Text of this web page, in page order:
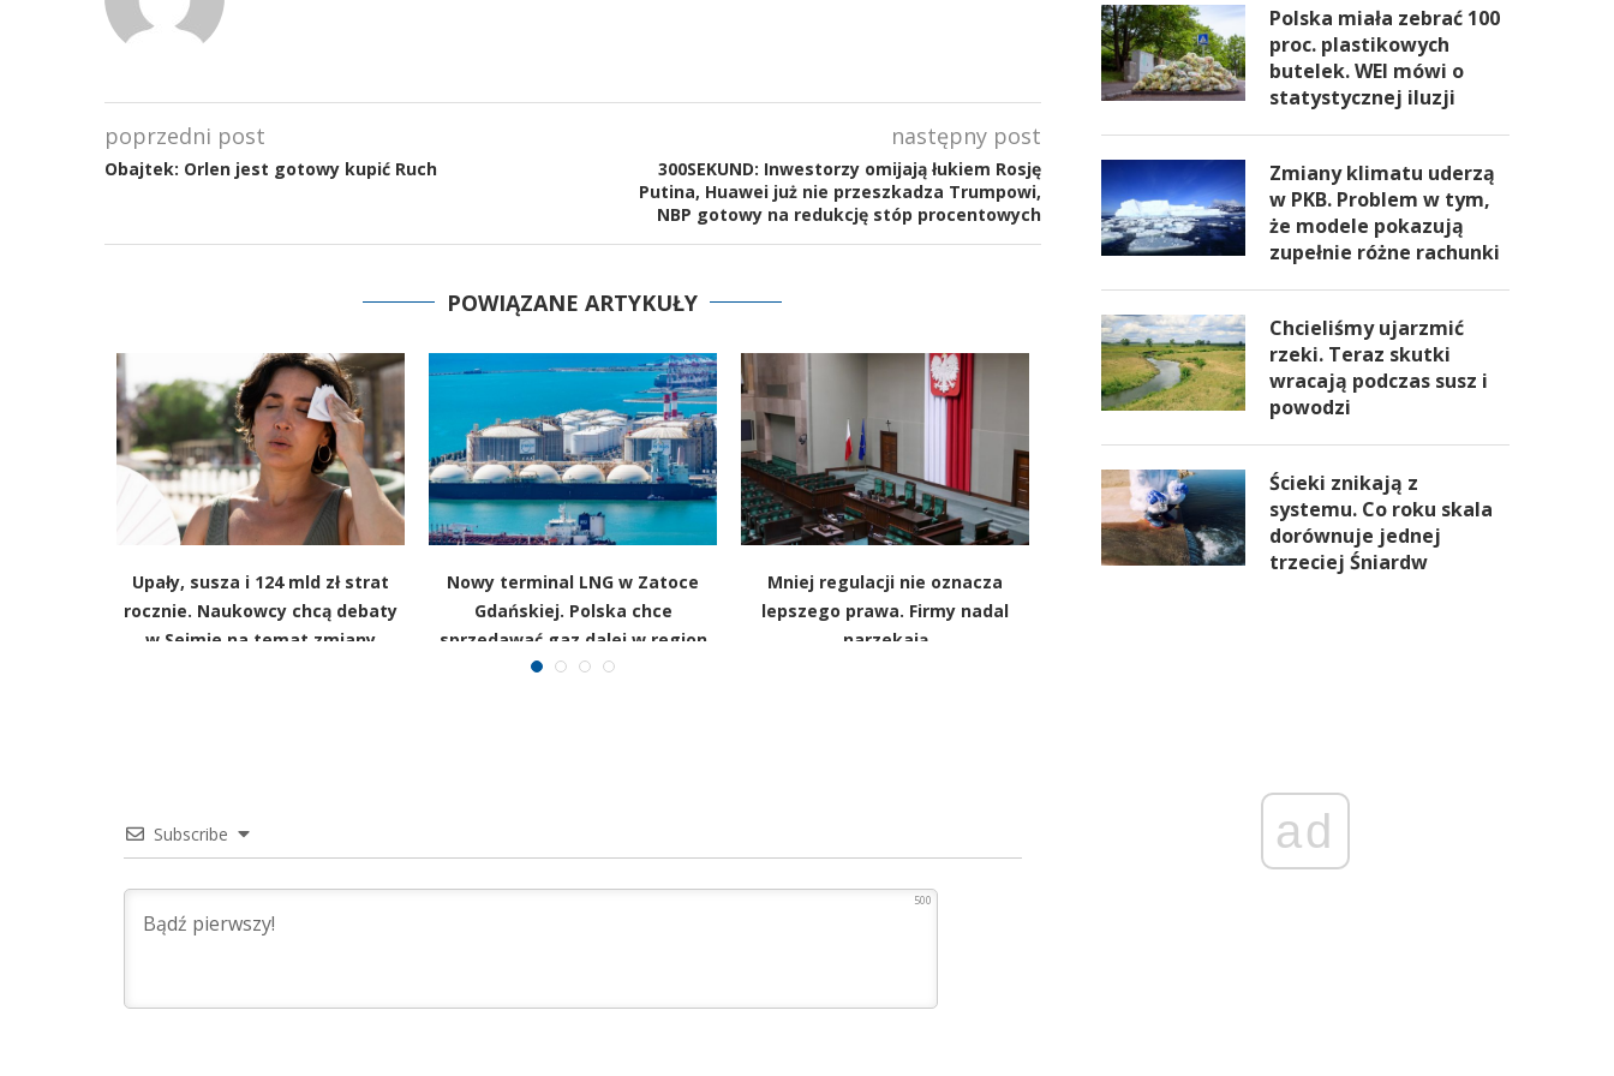
poprzedni post
Obajtek: Orlen jest gotowy kupić Ruch
następny post
300SEKUND: Inwestorzy omijają łukiem Rosję
Putina, Huawei już nie przeszkadza Trumpowi,
NBP gotowy na redukcję stóp procentowych
POWIĄZANE ARTYKUŁY
Upały, susza i 124 mld zł strat
rocznie. Naukowcy chcą debaty
w Sejmie na temat zmiany
Nowy terminal LNG w Zatoce
Gdańskiej. Polska chce
sprzedawać gaz dalej w region
Mniej regulacji nie oznacza
lepszego prawa. Firmy nadal
narzekają
Subscribe
500
Polska miała zebrać 100
proc. plastikowych
butelek. WEI mówi o
statystycznej iluzji
Zmiany klimatu uderzą
w PKB. Problem w tym,
że modele pokazują
zupełnie różne rachunki
Chcieliśmy ujarzmić
rzeki. Teraz skutki
wracają podczas susz i
powodzi
Ścieki znikają z
systemu. Co roku skala
dorównuje jednej
trzeciej Śniardw
ad